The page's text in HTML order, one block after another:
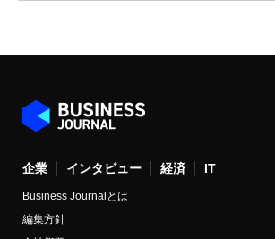
企業 インタビュー 経済 IT
Business Journalとは
編集方針